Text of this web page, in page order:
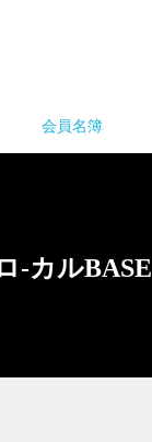
会員名簿
-カルBASE